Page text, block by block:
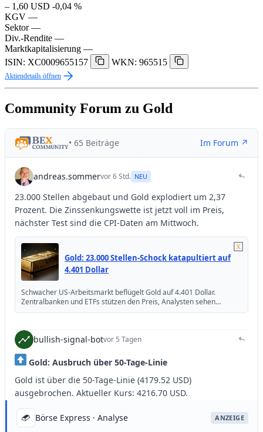
– 1,60 USD -0,04 %
KGV —
Sektor —
Div.-Rendite —
Marktkapitalisierung —
ISIN: XC0009655157
WKN: 965515
Aktiendetails öffnen
Community Forum zu Gold